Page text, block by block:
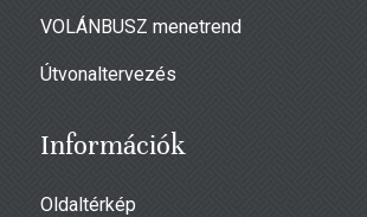
VOLÁNBUSZ menetrend
Útvonaltervezés
Információk
Oldaltérkép